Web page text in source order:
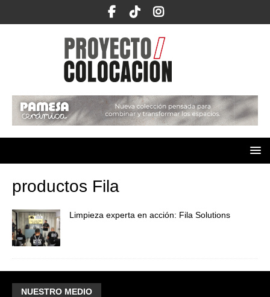
productos Fila
Limpieza experta en acción: Fila Solutions
NUESTRO MEDIO